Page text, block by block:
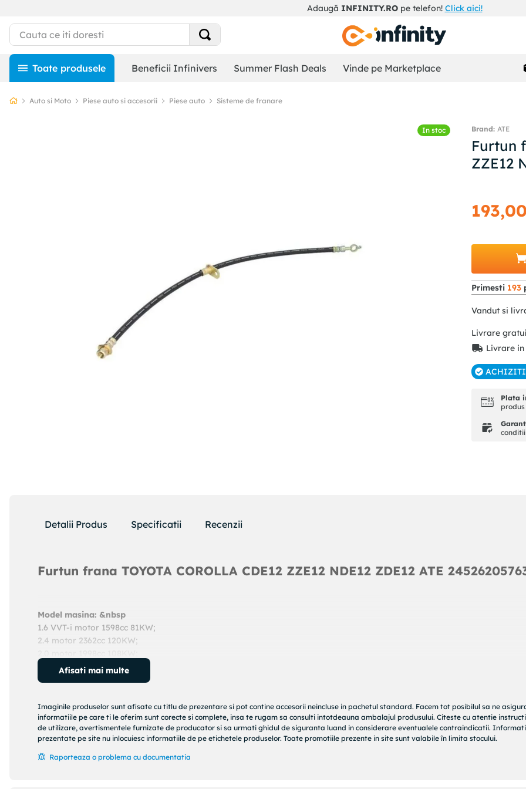
Adaugă INFINITY.ROpe telefon! Click aici!
Beneficii Infinivers Summer Flash Deals Vinde pe Marketplace
Auto si Moto Piese auto si accesorii Piese auto Sisteme de franare
In stoc ATE
Furtun
ZZE12
193,
Primesti 193
Vandut si
Livrare
Livrare
Plata
Detalii Produs Specificatii Recenzii
Furtun frana TOYOTA COROLLA CDE12 ZZE12 NDE12 ZDE12 ATE
Model masina: &nbsp
1.6 VVT-i motor 1598cc 81KW;
2.4 motor 2362cc 120KW;
1.8 VVTL-i TS motor 1796cc 165KW;
An: 2005 - 2007
Producator:ATE
Denumire produs:Furtun frana
Specificatii produs:
Lungime [mm] : 575
Afisati mai multe
Imaginile produselor sunt afisate cu titlu de prezentare si pot contine accesorii neincluse in pachetul standard. Facem tot posibilul sa ne
informatiile pe care ti le oferim sunt corecte si complete, insa te rugam sa consulti intotdeauna ambalajul produsului. Citeste cu atentie
de utilizare, avertismentele furnizate de producator si sa urmati ghidul de siguranta luand in considerare eventualele contraindicatii.
prezentate pe site nu inlocuiesc informatiile de pe etichetele produselor. Toate promotiile prezente in site sunt valabile în limita stocului.
Raporteaza o problema cu documentatia